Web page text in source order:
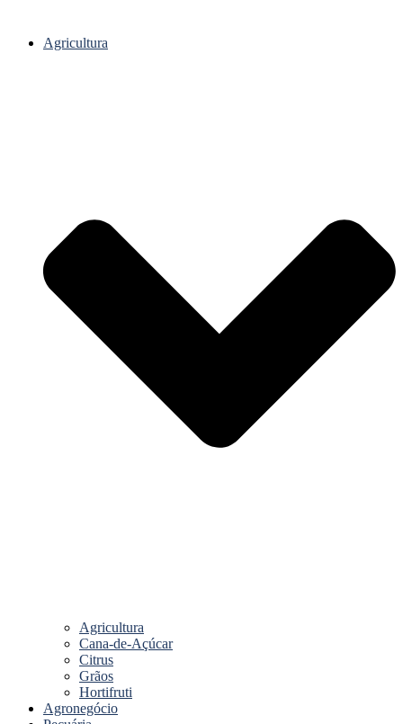
Agricultura
Agricultura
Cana-de-Açúcar
Citrus
Grãos
Hortifruti
Agronegócio